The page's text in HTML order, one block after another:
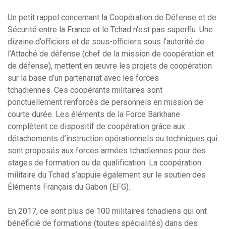
Un petit rappel concernant la Coopération de Défense et de
Sécurité entre la France et le Tchad n’est pas superflu. Une
dizaine d’officiers et de sous-officiers sous l’autorité de
l’Attaché de défense (chef de la mission de coopération et
de défense), mettent en œuvre les projets de coopération
sur la base d’un partenariat avec les forces
tchadiennes. Ces coopérants militaires sont
ponctuellement renforcés de personnels en mission de
courte durée. Les éléments de la Force Barkhane
complètent ce dispositif de coopération grâce aux
détachements d’instruction opérationnels ou techniques qui
sont proposés aux forces armées tchadiennes pour des
stages de formation ou de qualification. La coopération
militaire du Tchad s’appuie également sur le soutien des
Éléments Français du Gabon (EFG).
En 2017, ce sont plus de 100 militaires tchadiens qui ont
bénéficié de formations (toutes spécialités) dans des